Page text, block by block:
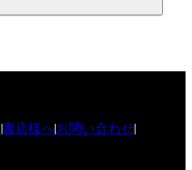
書店様へお問い合わせ